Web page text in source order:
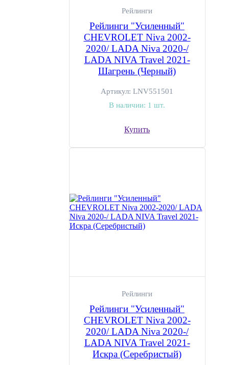
Рейлинги
Рейлинги "Усиленный"
CHEVROLET Niva 2002-
2020/ LADA Niva 2020-/
LADA NIVA Travel 2021-
Шагрень (Черный)
Артикул: LNV551501
В наличии: 1 шт.
Купить
Рейлинги
Рейлинги "Усиленный"
CHEVROLET Niva 2002-
2020/ LADA Niva 2020-/
LADA NIVA Travel 2021-
Искра (Серебристый)